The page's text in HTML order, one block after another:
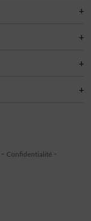
Confidentialité